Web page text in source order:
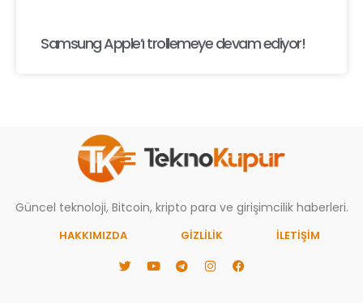
Samsung Apple’ı trollemeye devam ediyor!
Güncel teknoloji, Bitcoin, kripto para ve girişimcilik haberleri.
HAKKIMIZDA GIZLILIK İLETİŞİM